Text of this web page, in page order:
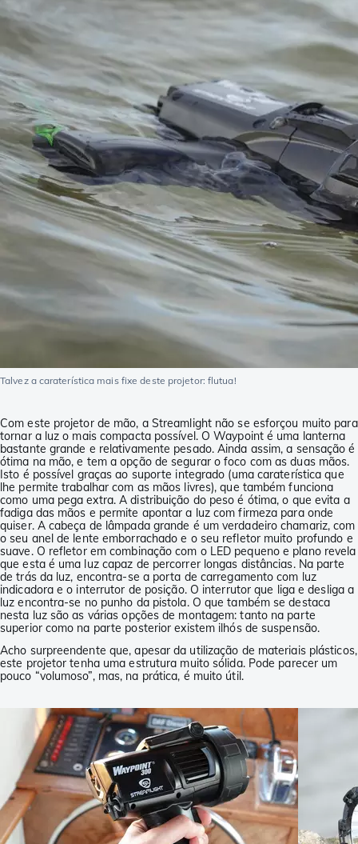
Talvez a caraterística mais fixe deste projetor: flutua!
Com este projetor de mão, a Streamlight não se esforçou muito para
tornar a luz o mais compacta possível. O Waypoint é uma lanterna
bastante grande e relativamente pesado. Ainda assim, a sensação é
ótima na mão, e tem a opção de segurar o foco com as duas mãos.
Isto é possível graças ao suporte integrado (uma caraterística que
lhe permite trabalhar com as mãos livres), que também funciona
como uma pega extra. A distribuição do peso é ótima, o que evita a
fadiga das mãos e permite apontar a luz com firmeza para onde
quiser. A cabeça de lâmpada grande é um verdadeiro chamariz, com
o seu anel de lente emborrachado e o seu refletor muito profundo e
suave. O refletor em combinação com o LED pequeno e plano revela
que esta é uma luz capaz de percorrer longas distâncias. Na parte
de trás da luz, encontra-se a porta de carregamento com luz
indicadora e o interrutor de posição. O interrutor que liga e desliga a
luz encontra-se no punho da pistola. O que também se destaca
nesta luz são as várias opções de montagem: tanto na parte
superior como na parte posterior existem ilhós de suspensão.
Acho surpreendente que, apesar da utilização de materiais plásticos,
este projetor tenha uma estrutura muito sólida. Pode parecer um
pouco “volumoso”, mas, na prática, é muito útil.